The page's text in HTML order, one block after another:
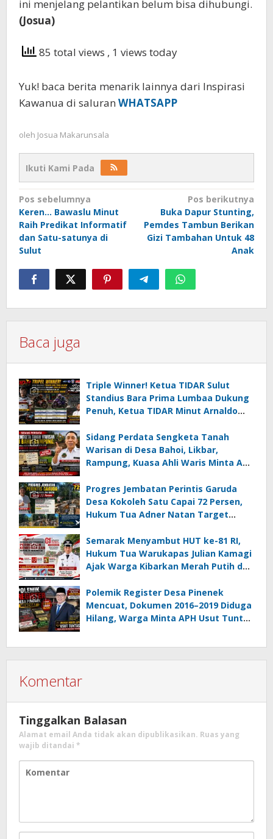
ini menjelang pelantikan belum bisa dihubungi.
(Josua)
85 total views , 1 views today
Yuk! baca berita menarik lainnya dari Inspirasi
Kawanua di saluran WHATSAPP
oleh Josua Makarunsala
Ikuti Kami Pada
Navigasi
pos
Pos sebelumnya
Keren… Bawaslu Minut
Raih Predikat Informatif
dan Satu-satunya di
Sulut
Pos berikutnya
Buka Dapur Stunting,
Pemdes Tambun Berikan
Gizi Tambahan Untuk 48
Anak
Baca juga
Triple Winner! Ketua TIDAR Sulut
Standius Bara Prima Lumbaa Dukung
Penuh, Ketua TIDAR Minut Arnaldo
05 MC JOE Sapu Bersih Tiga Gelar
Juara Umum
Sidang Perdata Sengketa Tanah
Warisan di Desa Bahoi, Likbar,
Rampung, Kuasa Ahli Waris Minta APH
Korupsi Dandes
Progres Jembatan Perintis Garuda
Desa Kokoleh Satu Capai 72 Persen,
Hukum Tua Adner Natan Target
Semarak Menyambut HUT ke-81 RI,
Hukum Tua Warukapas Julian Kamagi
Ajak Warga Kibarkan Merah Putih dan
Polemik Register Desa Pinenek
Mencuat, Dokumen 2016–2019 Diduga
Hilang, Warga Minta APH Usut Tuntas
Komentar
Tinggalkan Balasan
Alamat email Anda tidak akan dipublikasikan. Ruas yang
wajib ditandai *